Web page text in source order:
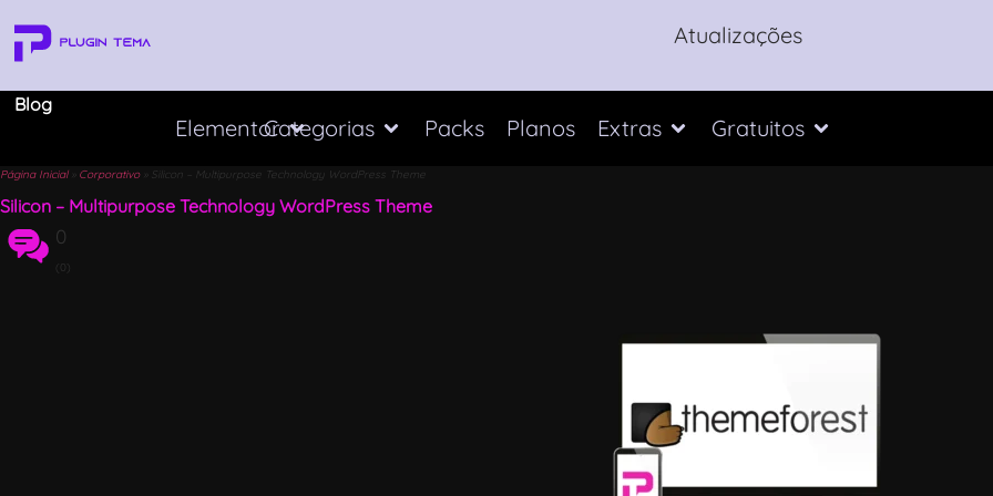
Atualizações
Blog
ElementorCategorias Packs Planos Extras Gratuitos
Página Inicial» Corporativo» Silicon – Multipurpose Technology WordPress Theme
Silicon – Multipurpose Technology WordPress Theme
0